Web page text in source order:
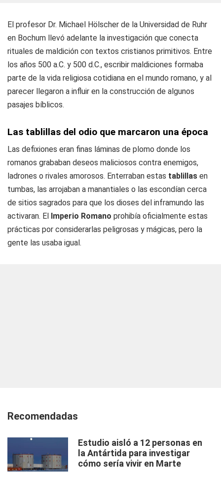
El profesor Dr. Michael Hölscher de la Universidad de Ruhr
en Bochum llevó adelante la investigación que conecta
rituales de maldición con textos cristianos primitivos. Entre
los años 500 a.C. y 500 d.C., escribir maldiciones formaba
parte de la vida religiosa cotidiana en el mundo romano, y al
parecer llegaron a influir en la construcción de algunos
pasajes bíblicos.
Las tablillas del odio que marcaron una época
Las defixiones eran finas láminas de plomo donde los
romanos grababan deseos maliciosos contra enemigos,
ladrones o rivales amorosos. Enterraban estas tablillas en
tumbas, las arrojaban a manantiales o las escondían cerca
de sitios sagrados para que los dioses del inframundo las
activaran. El
Imperio Romano prohibía oficialmente estas
prácticas por considerarlas peligrosas y mágicas, pero la
gente las usaba igual.
Recomendadas
Estudio aisló a 12 personas en
la Antártida para investigar
cómo sería vivir en Marte